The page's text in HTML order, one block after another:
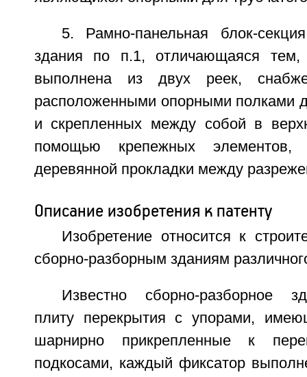
5. Рамно-панельная блок-
здания по п.1, отличающаяся
выполнена из двух реек,
расположенными опорными полками
и скрепленных между собой в
помощью крепежных элементов,
деревянной прокладки между
Описание изобретения к патенту
Изобретение относится к
сборно-разборным зданиям
Известно сборно-разборное
плиту перекрытия с упорами,
шарнирно прикрепленные к
подкосами, каждый фиксатор